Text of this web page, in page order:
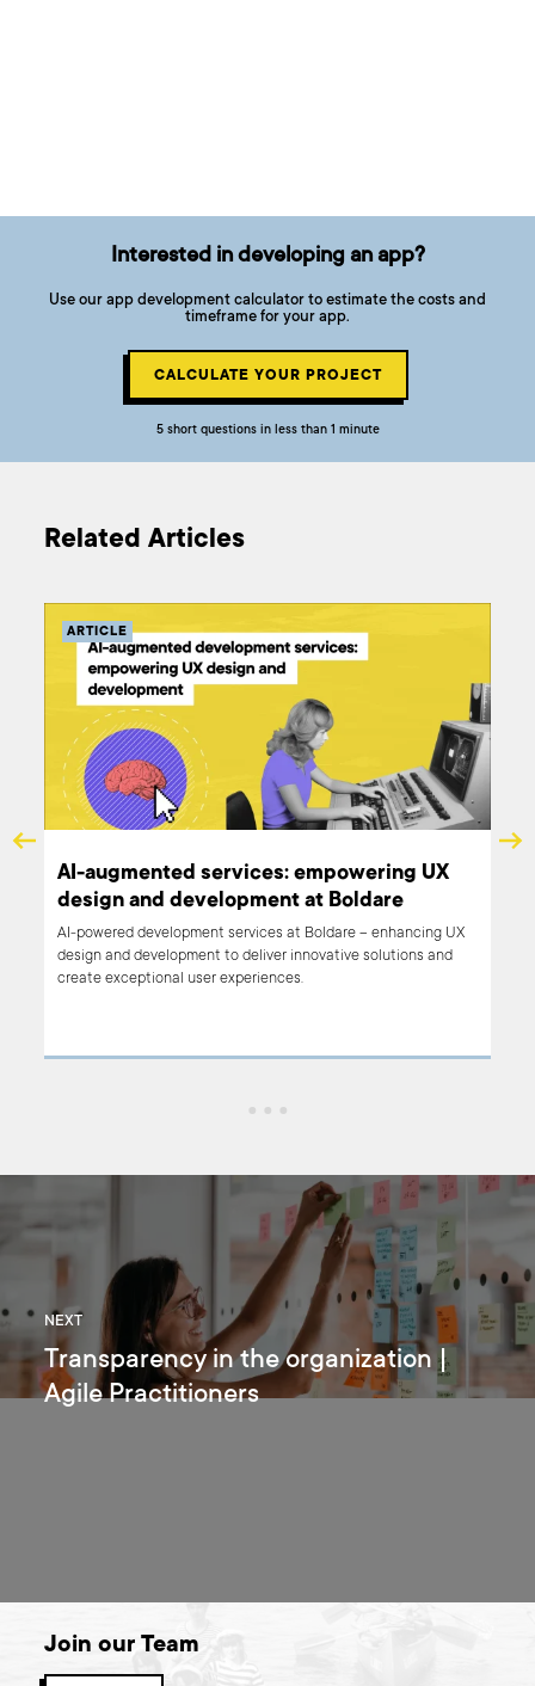
Interested in developing an app?
Use our app development calculator to estimate the costs and
timeframe for your app.
CALCULATE YOUR PROJECT
5 short questions in less than 1 minute
Related Articles
ARTICLE
AI-augmented services: empowering UX
design and development at Boldare
AI-powered development services at Boldare – enhancing UX
design and development to deliver innovative solutions and
create exceptional user experiences.
NEXT
Transparency in the organization |
Agile Practitioners
Join our Team